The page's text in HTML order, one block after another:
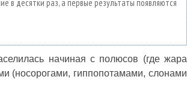
в десятки раз, а первые результаты появляются
начиная с полюсов (где жара
(носорогами, гиппопотамами, слонами